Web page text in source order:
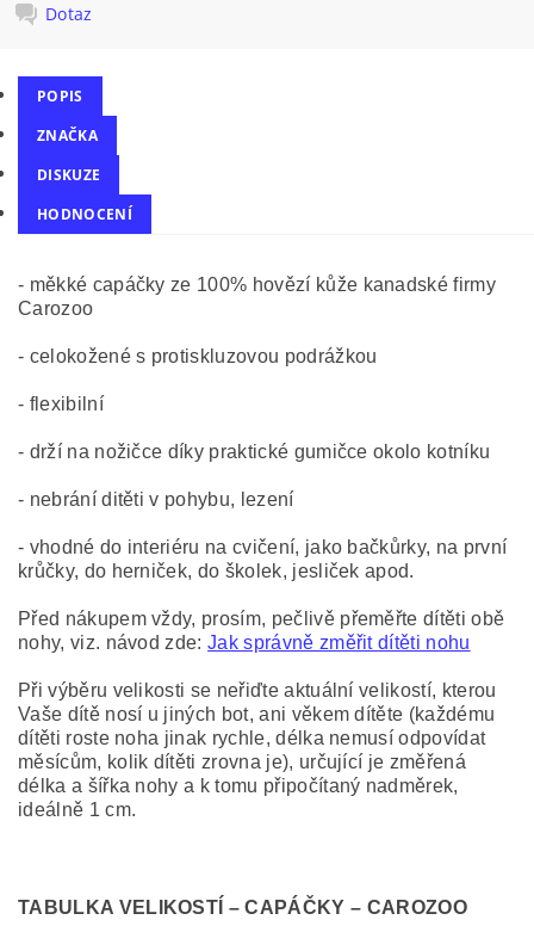
Dotaz
POPIS
ZNAČKA
DISKUZE
HODNOCENÍ
- měkké capáčky ze 100% hovězí kůže kanadské firmy
Carozoo
- celokožené s protiskluzovou podrážkou
- flexibilní
- drží na nožičce díky praktické gumičce okolo kotníku
- nebrání ditěti v pohybu, lezení
- vhodné do interiéru na cvičení, jako bačkůrky, na první
krůčky, do herniček, do školek, jesliček apod.
Před nákupem vždy, prosím, pečlivě přeměřte dítěti obě
nohy, viz. návod zde:Jak správně změřit dítěti nohu
Při výběru velikosti se neřiďte aktuální velikostí, kterou
Vaše dítě nosí u jiných bot, ani věkem dítěte (každému
dítěti roste noha jinak rychle, délka nemusí odpovídat
měsícům, kolik dítěti zrovna je), určující je změřená
délka a šířka nohy a k tomu připočítaný nadměrek,
ideálně 1 cm.
TABULKA VELIKOSTÍ – CAPÁČKY – CAROZOO